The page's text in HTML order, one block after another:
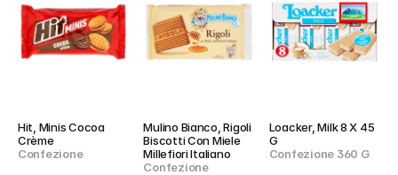
Hit, Minis Cocoa
Crème
Confezione
Mulino Bianco, Rigoli
Biscotti Con Miele
Millefiori Italiano
Confezione
Loacker, Milk 8 X 45
G
Confezione 360 G